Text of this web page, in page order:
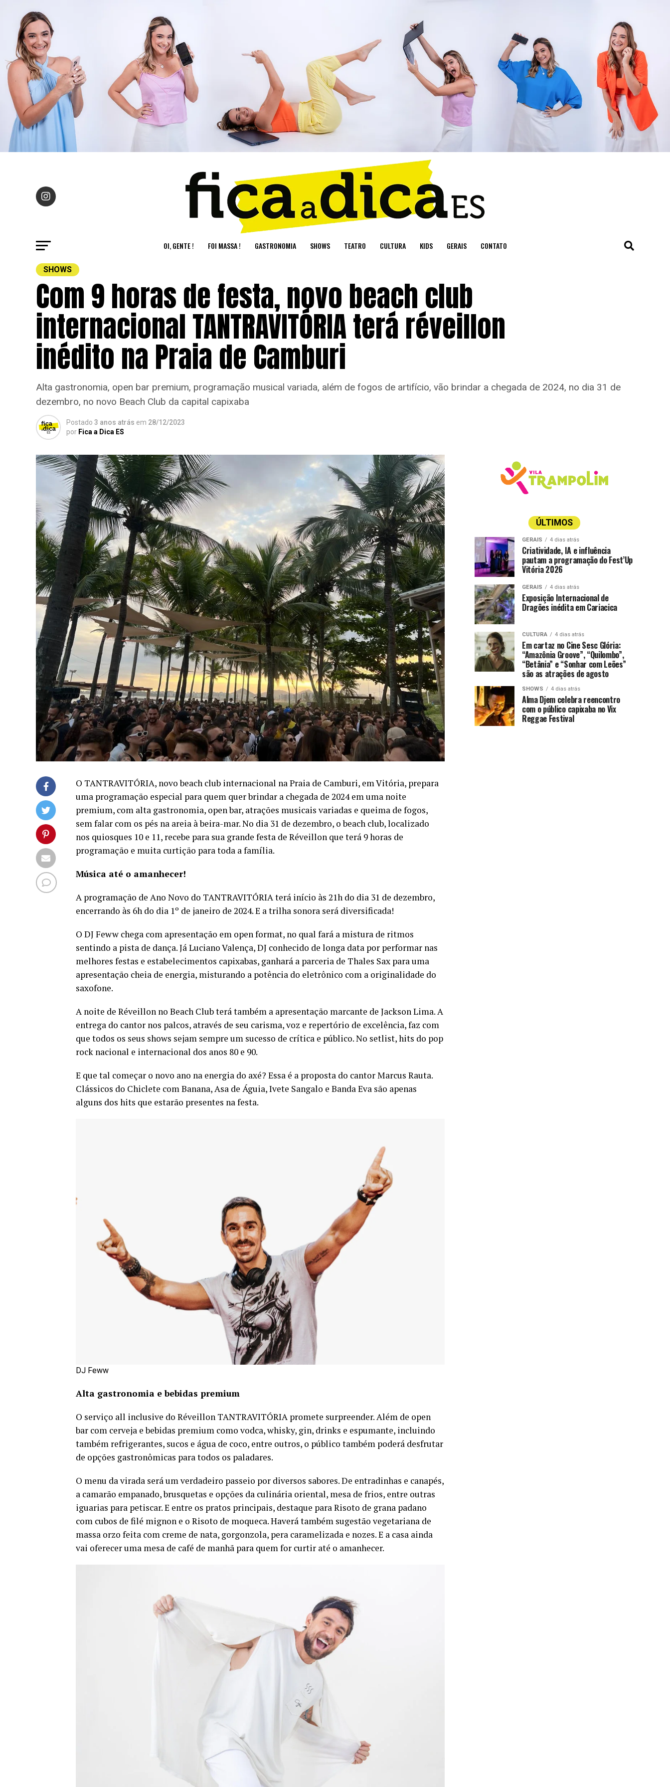
OI, GENTE ! FOI MASSA ! GASTRONOMIA SHOWS TEATRO CULTURA KIDS GERAIS CONTATO
SHOWS
Com 9 horas de festa, novo beach club
internacional TANTRAVITÓRIA terá réveillon
inédito na Praia de Camburi
Alta gastronomia, open bar premium, programação musical variada, além de fogos de artifício, vão brindar a chegada de 2024, no dia 31 de
dezembro, no novo Beach Club da capital capixaba
Postado 3 anos atrás em 28/12/2023
por Fica a Dica ES
O TANTRAVITÓRIA, novo beach club internacional na Praia de Camburi, em Vitória, prepara
uma programação especial para quem quer brindar a chegada de 2024 em uma noite
premium, com alta gastronomia, open bar, atrações musicais variadas e queima de fogos,
sem falar com os pés na areia à beira-mar. No dia 31 de dezembro, o beach club, localizado
nos quiosques 10 e 11, recebe para sua grande festa de Réveillon que terá 9 horas de
programação e muita curtição para toda a família.
Música até o amanhecer!
A programação de Ano Novo do TANTRAVITÓRIA terá início às 21h do dia 31 de dezembro,
encerrando às 6h do dia 1º de janeiro de 2024. E a trilha sonora será diversificada!
O DJ Feww chega com apresentação em open format, no qual fará a mistura de ritmos
sentindo a pista de dança. Já Luciano Valença, DJ conhecido de longa data por performar nas
melhores festas e estabelecimentos capixabas, ganhará a parceria de Thales Sax para uma
apresentação cheia de energia, misturando a potência do eletrônico com a originalidade do
saxofone.
A noite de Réveillon no Beach Club terá também a apresentação marcante de Jackson Lima. A
entrega do cantor nos palcos, através de seu carisma, voz e repertório de excelência, faz com
que todos os seus shows sejam sempre um sucesso de crítica e público. No setlist, hits do pop
rock nacional e internacional dos anos 80 e 90.
E que tal começar o novo ano na energia do axé? Essa é a proposta do cantor Marcus Rauta.
Clássicos do Chiclete com Banana, Asa de Águia, Ivete Sangalo e Banda Eva são apenas
alguns dos hits que estarão presentes na festa.
DJ Feww
Alta gastronomia e bebidas premium
O serviço all inclusive do Réveillon TANTRAVITÓRIA promete surpreender. Além de open
bar com cerveja e bebidas premium como vodca, whisky, gin, drinks e espumante, incluindo
também refrigerantes, sucos e água de coco, entre outros, o público também poderá desfrutar
de opções gastronômicas para todos os paladares.
O menu da virada será um verdadeiro passeio por diversos sabores. De entradinhas e canapés,
a camarão empanado, brusquetas e opções da culinária oriental, mesa de frios, entre outras
iguarias para petiscar. E entre os pratos principais, destaque para Risoto de grana padano
com cubos de filé mignon e o Risoto de moqueca. Haverá também sugestão vegetariana de
massa orzo feita com creme de nata, gorgonzola, pera caramelizada e nozes. E a casa ainda
vai oferecer uma mesa de café de manhã para quem for curtir até o amanhecer.
ÚLTIMOS
GERAIS 4 dias atrás
Criatividade, IA e influência
pautam a programação do Fest’Up
Vitória 2026
GERAIS 4 dias atrás
Exposição Internacional de
Dragões inédita em Cariacica
CULTURA 4 dias atrás
Em cartaz no Cine Sesc Glória:
“Amazônia Groove”, “Quilombo”,
“Betânia” e “Sonhar com Leões”
são as atrações de agosto
SHOWS 4 dias atrás
Alma Djem celebra reencontro
com o público capixaba no Vix
Reggae Festival